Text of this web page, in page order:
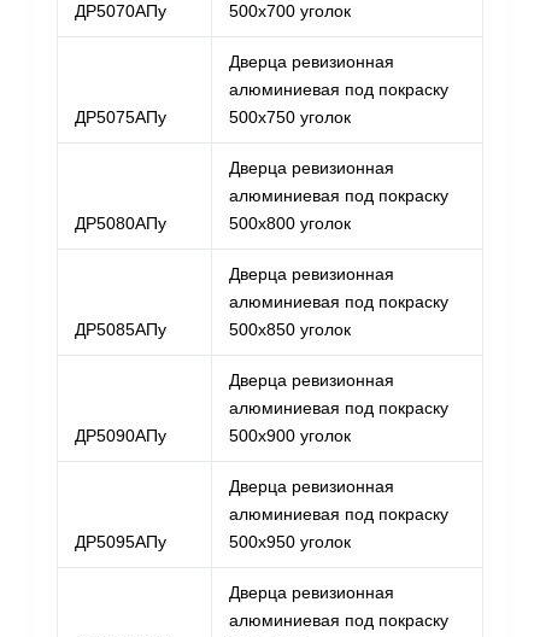
ДР5070АПу
500х700 уголок
ДР5075АПу
Дверца ревизионная
алюминиевая под покраску
500х750 уголок
ДР5080АПу
Дверца ревизионная
алюминиевая под покраску
500х800 уголок
ДР5085АПу
Дверца ревизионная
алюминиевая под покраску
500х850 уголок
ДР5090АПу
Дверца ревизионная
алюминиевая под покраску
500х900 уголок
ДР5095АПу
Дверца ревизионная
алюминиевая под покраску
500х950 уголок
Дверца ревизионная
алюминиевая под покраску